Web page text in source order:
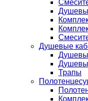
Душевые
Трапы